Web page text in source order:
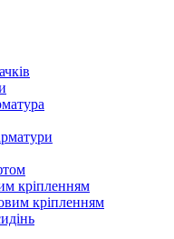
кріпленням
кріпленням